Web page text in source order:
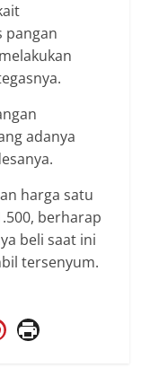
pangan
adanya
harga satu
berharap
beli saat ini
tersenyum.